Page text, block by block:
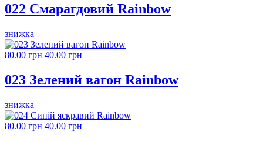
022 Смарагдовий Rainbow
знижка
80.00 грн 40.00 грн
023 Зелений вагон Rainbow
знижка
80.00 грн 40.00 грн